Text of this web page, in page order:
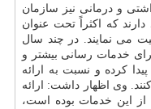
و درمانی نیز سازمان
که اکثراً تحت عنوان
می نمایند. در چند سال
خدمات رسانی بیشتر و
کرده و نسبت به ارائه
وی اظهار داشت: ارائه
این خدمات بوده است،